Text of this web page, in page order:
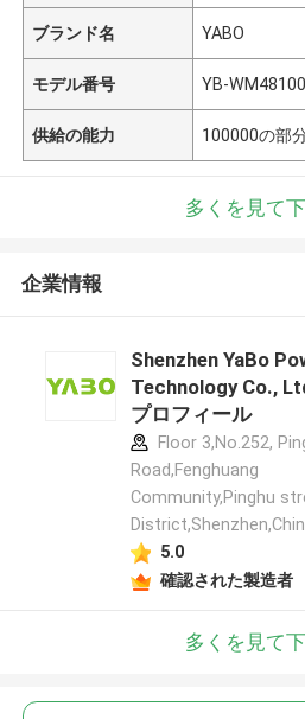
ブランド名 YABO
モデル番号 YB-
供給の能力 100000の部
多くを見て
企業情報
Shenzhen YaBo
Technology Co.,
プロフィール
Floor 3,No.252,
Road,Fenghuang
Community,Pinghu
5.0
確認された製造者
多くを見て